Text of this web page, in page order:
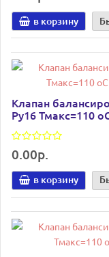
в корзину
Клапан
Ру16 Тмакс=110
0.00р.
в корзину